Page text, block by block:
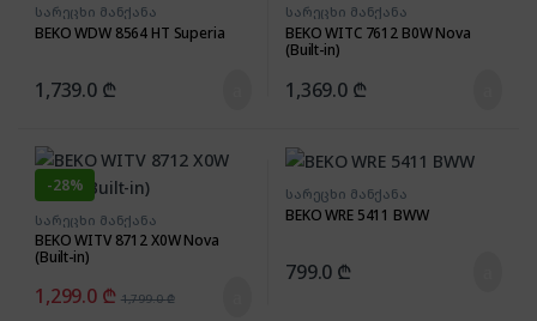
სარეცხი მანქანა
BEKO WDW 8564 HT Superia
1,739.0 ₾
სარეცხი მანქანა
BEKO WITC 7612 B0W Nova
(Built-in)
1,369.0 ₾
-28%
სარეცხი მანქანა
BEKO WITV 8712 X0W Nova
(Built-in)
1,299.0 ₾ 1,799.0₾
სარეცხი მანქანა
BEKO WRE 5411 BWW
799.0 ₾